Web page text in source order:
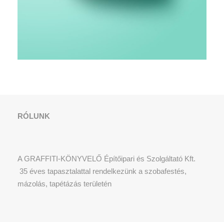
RÓLUNK
A GRAFFITI-KÖNYVELŐ Építőipari és Szolgáltató Kft.
35 éves tapasztalattal rendelkezünk a szobafestés,
mázolás, tapétázás területén